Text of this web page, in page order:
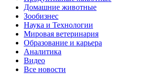
Домашние животные
Зообизнес
Наука и Технологии
Мировая ветеринария
Образование и карьера
Аналитика
Видео
Все новости